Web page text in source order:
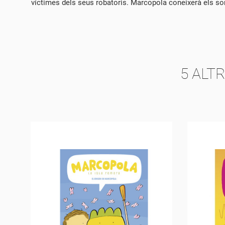
víctimes dels seus robatoris. Marcopola coneixerà els
5